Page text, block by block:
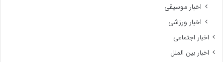
اخبار موسیقی
اخبار ورزشی
اخبار اجتماعی
اخبار بین الملل